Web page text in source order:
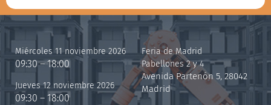
Miércoles 11 noviembre 2026
09:30 – 18:00
Jueves 12 noviembre 2026
09:30 – 18:00
Feria de Madrid
Pabellones 2 y 4
Avenida Partenón 5, 28042
Madrid